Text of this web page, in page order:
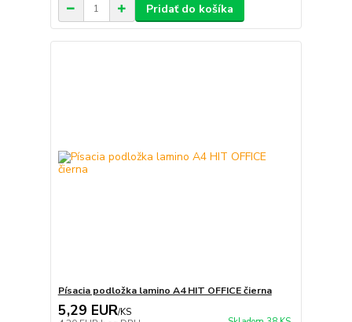
Pridať do košíka
Písacia podložka lamino A4 HIT OFFICE čierna
5,29 EUR/KS